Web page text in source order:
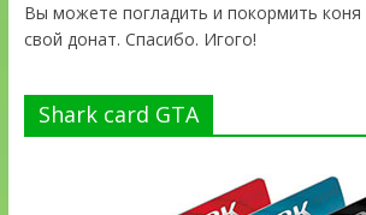
Вы можете погладить и покормить коня
свой донат. Спасибо. Игого!
Shark card GTA